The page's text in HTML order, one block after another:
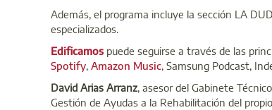
Además, el programa incluye la sección LA
especializados.
Edificamos puede seguirse a través de las
Spotify, Amazon Music, Samsung Podcast,
David Arias Arranz, asesor del Gabinete
Gestión de Ayudas a la Rehabilitación del